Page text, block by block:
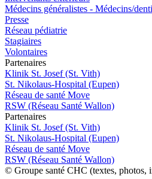
Médecins généralistes - Médecins/
Presse
Réseau pédiatrie
Stagiaires
Volontaires
Partenaires
Klinik St. Josef (St. Vith)
St. Nikolaus-Hospital (Eupen)
Réseau de santé Move
RSW (Réseau Santé Wallon)
Partenaires
Klinik St. Josef (St. Vith)
St. Nikolaus-Hospital (Eupen)
Réseau de santé Move
RSW (Réseau Santé Wallon)
© Groupe santé CHC (textes, photos,